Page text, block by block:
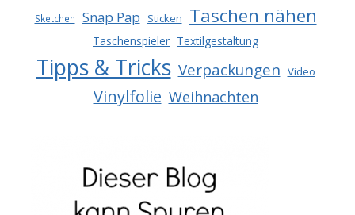
Sketchen Snap Pap Sticken Taschen nähen
Taschenspieler Textilgestaltung
Tipps & Tricks Verpackungen Video
Vinylfolie Weihnachten